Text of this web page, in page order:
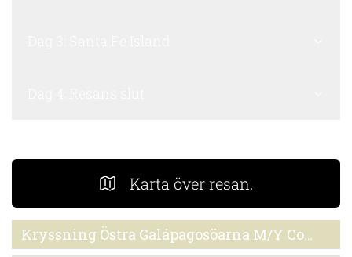
Karta över resan.